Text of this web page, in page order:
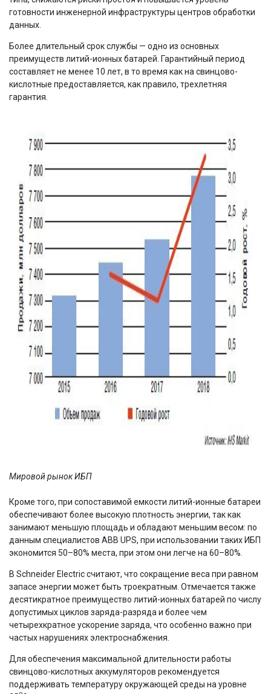
готовности инженерной инфраструктуры центров обработки
данных.
Более длительный срок службы — одно из основных
преимуществ литий-ионных батарей. Гарантийный период
составляет не менее 10 лет, в то время как на свинцово-
кислотные предоставляется, как правило, трехлетняя
гарантия.
Мировой рынок ИБП
Кроме того, при сопоставимой емкости литий-ионные батареи
обеспечивают более высокую плотность энергии, так как
занимают меньшую площадь и обладают меньшим весом: по
данным специалистов ABB UPS, при использовании таких ИБП
экономится 50–80% места, при этом они легче на 60–80%.
В Schneider Electric считают, что сокращение веса при равном
запасе энергии может быть троекратным. Отмечается также
десятикратное преимущество литий-ионных батарей по числу
допустимых циклов заряда-разряда и более чем
четырехкратное ускорение заряда, что особенно важно при
частых нарушениях электроснабжения.
Для обеспечения максимальной длительности работы
свинцово-кислотных аккумуляторов рекомендуется
поддерживать температуру окружающей среды на уровне